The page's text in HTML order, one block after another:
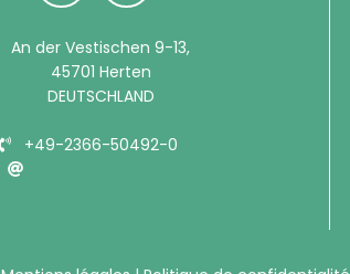
An der Vestischen 9-13,
45701 Herten
DEUTSCHLAND
+49-2366-50492-0